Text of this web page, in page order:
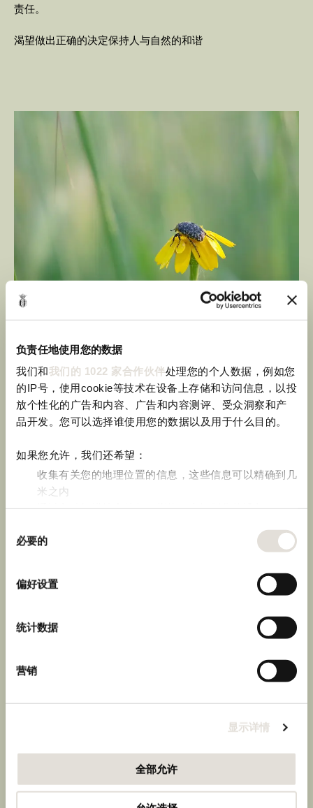
负责任地使用您的数据
我们和我们的 1022 家合作伙伴处理您的个人数据，例如您
的IP号，使用cookie等技术在设备上存储和访问信息，以投
放个性化的广告和内容、广告和内容测评、受众洞察和产
品开发。您可以选择谁使用您的数据以及用于什么目的。
如果您允许，我们还希望：
收集有关您的地理位置的信息，这些信息可以精确到几
米之内
通过主动扫描特定特征（指纹）来识别您的设备
并设置您的首选项。您可随时从Cookie声明中更改或撤回
我们使用 Cookie 来制作贴合用户需求的内容与广告、提供
体、广告和分析合作伙伴分享您对我们网站的使用情况，
必要的
偏好设置
统计数据
营销
显示详情
全部允许
责任。
渴望做出正确的决定保持人与自然的和谐
奥纳亚很早就开始了
SODP Equalitas标准的 "可持续组织 "认证过程，并于
我们正在重新规划我们的业务，但最重要的是，我们正在
改变我们的思维方式，以便在未来更好地继续为可持续性
会价值。可持续发展对我们来说是一种具体的承诺，它帮
助我们不断改善这一代人的社会环境，以迎接并创造更美